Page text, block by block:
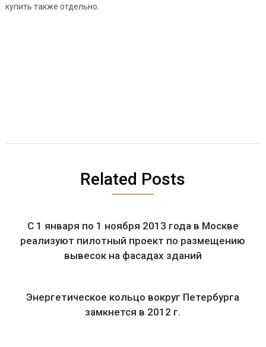
купить также отдельно.
Related Posts
С 1 января по 1 ноября 2013 года в Москве
реализуют пилотный проект по размещению
вывесок на фасадах зданий
Энергетическое кольцо вокруг Петербурга
замкнется в 2012 г.